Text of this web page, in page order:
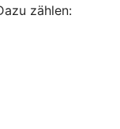
zählen: